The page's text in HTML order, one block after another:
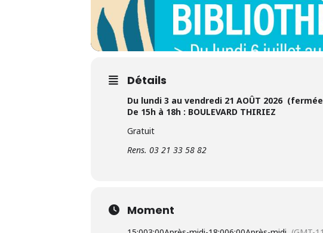
Détails
Du lundi 3 au vendredi 21 AOÛT 2026
De 15h à 18h : BOULEVARD THIRIEZ
Gratuit
Rens. 03 21 33 58 82
Moment